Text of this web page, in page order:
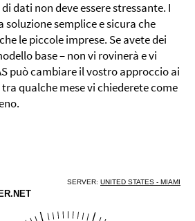
dati non deve essere stressante. I
soluzione semplice e sicura che
le piccole imprese. Se avete dei
base – non vi rovinerà e vi
può cambiare il vostro approccio ai
qualche mese vi chiederete come